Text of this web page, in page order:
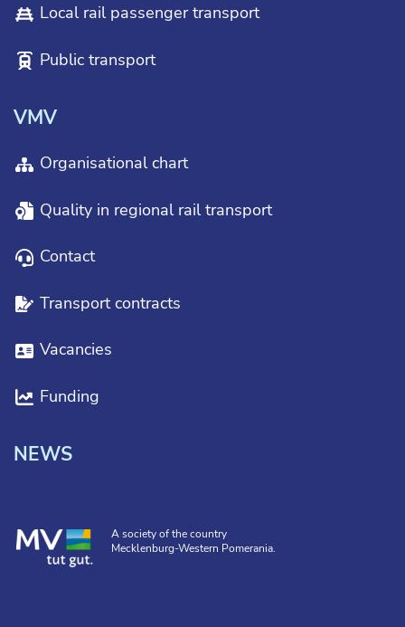
A society of the country
Mecklenburg-Western Pomerania.
Local rail passenger transport
Public transport
VMV
Organisational chart
Quality in regional rail transport
Contact
Transport contracts
Vacancies
Funding
NEWS